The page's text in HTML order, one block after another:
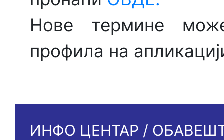
Нове термине
профила на
ИНФО ЦЕНТАР /